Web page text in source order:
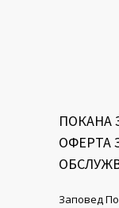
ПОКАНА
ОФЕРТА
Заповед